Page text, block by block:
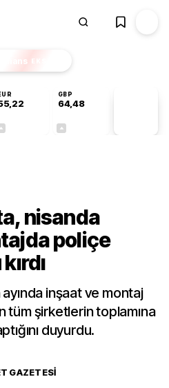
Finans EKSTRA
GBP
64,48
nisanda
poliçe
inşaat ve montaj
tüm şirketlerin toplamına
duyurdu.
GAZETESI